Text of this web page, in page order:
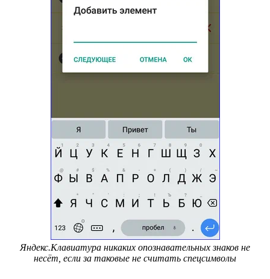
Яндекс.Клавиатура никаких опознавательных знаков не
несёт, если за таковые не считать спецсимволы